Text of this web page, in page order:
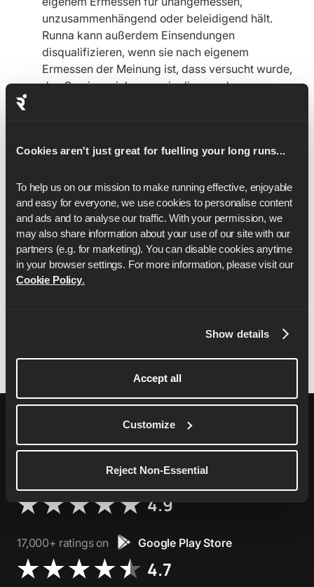
Cookies aren't just great for fuelling your long runs...
To help us on our mission to make running effective, enjoyable
and easy for everyone, we use cookies to personalise content
and ads and to analyse our traffic. With your permission, we
may also share information about your use of our site with our
partners (e.g. for marketing). You can disable cookies anytime
in your browser settings. For more information, please visit our
Cookie Policy.
Show details
Accept all
Customize
Reject Non-Essential
unzusammenhängend oder beleidigend hält.
Runna kann außerdem Einsendungen
disqualifizieren, wenn sie nach eigenem
Ermessen der Meinung ist, dass versucht wurde,
das Gewinnspiel zu manipulieren oder zu
auf die Durchführung des Gewinnspiels ist die
Runna will use your personal data to administer
the competition and in accordance with our
Privacy Policy, which you can findhere.
Diese Geschäftsbedingungen unterliegen den
Gesetzen Englands und sind entsprechend
auszulegen. Du erklärst dich damit einverstanden,
76,000+ ratings on Apple App Store
4.9
17,000+ ratings on Google Play Store
4.7